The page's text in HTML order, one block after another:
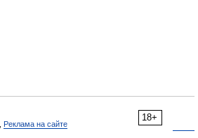
18+
Реклама на сайте